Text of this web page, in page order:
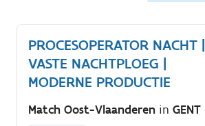
PROCESOPERATOR NACHT |
VASTE NACHTPLOEG |
MODERNE PRODUCTIE
Match Oost-Vlaanderen in GENT